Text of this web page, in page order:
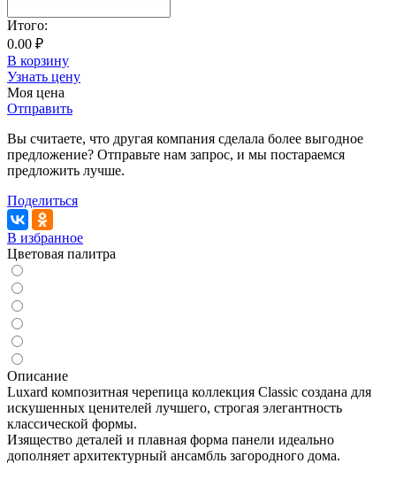
Итого:
0.00 ₽
В корзину
Узнать цену
Моя цена
Отправить
Вы считаете, что другая компания сделала более выгодное
предложение? Отправьте нам запрос, и мы постараемся
предложить лучше.
Поделиться
В избранное
Цветовая палитра
Описание
Luxard композитная черепица коллекция Classic создана для
искушенных ценителей лучшего, строгая элегантность
классической формы.
Изящество деталей и плавная форма панели идеально
дополняет архитектурный ансамбль загородного дома.